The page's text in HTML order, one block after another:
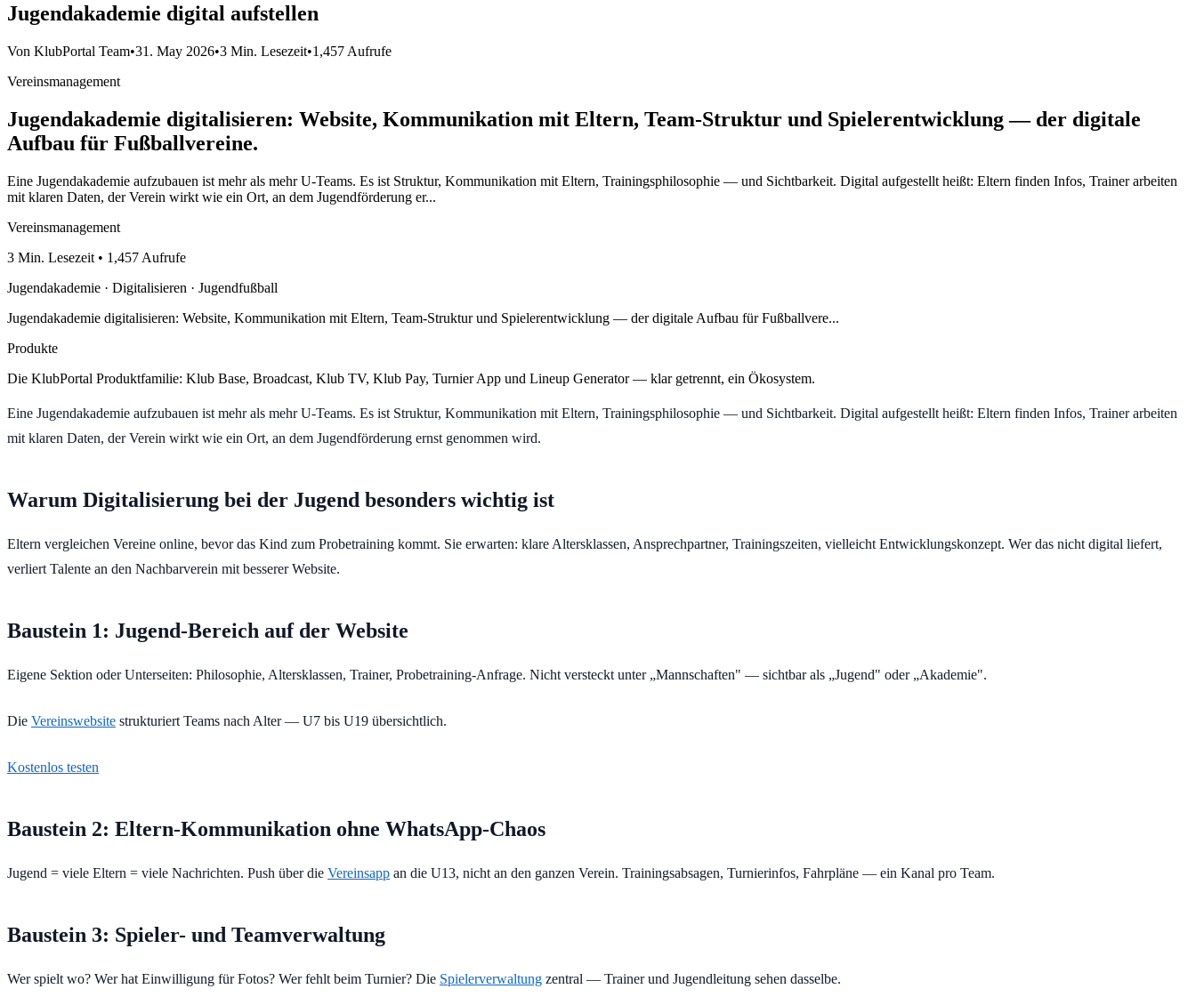
Jugendakademie digital aufstellen
Von KlubPortal Team•31. May 2026•3 Min. Lesezeit•1,457 Aufrufe
Vereinsmanagement
Jugendakademie digitalisieren: Website, Kommunikation mit Eltern, Team-Struktur und Spielerentwicklung — der digitale
Aufbau für Fußballvereine.
Eine Jugendakademie aufzubauen ist mehr als mehr U-Teams. Es ist Struktur, Kommunikation mit Eltern, Trainingsphilosophie — und Sichtbarkeit. Digital aufgestellt heißt: Eltern finden Infos, Trainer arbeiten
mit klaren Daten, der Verein wirkt wie ein Ort, an dem Jugendförderung er...
Vereinsmanagement
3 Min. Lesezeit • 1,457 Aufrufe
Jugendakademie · Digitalisieren · Jugendfußball
Jugendakademie digitalisieren: Website, Kommunikation mit Eltern, Team-Struktur und Spielerentwicklung — der digitale Aufbau für Fußballvere...
Produkte
Die KlubPortal Produktfamilie: Klub Base, Broadcast, Klub TV, Klub Pay, Turnier App und Lineup Generator — klar getrennt, ein Ökosystem.
Eine Jugendakademie aufzubauen ist mehr als mehr U-Teams. Es ist Struktur, Kommunikation mit Eltern, Trainingsphilosophie — und Sichtbarkeit. Digital aufgestellt heißt: Eltern finden Infos, Trainer arbeiten
mit klaren Daten, der Verein wirkt wie ein Ort, an dem Jugendförderung ernst genommen wird.
Warum Digitalisierung bei der Jugend besonders wichtig ist
Eltern vergleichen Vereine online, bevor das Kind zum Probetraining kommt. Sie erwarten: klare Altersklassen, Ansprechpartner, Trainingszeiten, vielleicht Entwicklungskonzept. Wer das nicht digital liefert,
verliert Talente an den Nachbarverein mit besserer Website.
Baustein 1: Jugend-Bereich auf der Website
Eigene Sektion oder Unterseiten: Philosophie, Altersklassen, Trainer, Probetraining-Anfrage. Nicht versteckt unter „Mannschaften" — sichtbar als „Jugend" oder „Akademie".
Die Vereinswebsite strukturiert Teams nach Alter — U7 bis U19 übersichtlich.
Kostenlos testen
Baustein 2: Eltern-Kommunikation ohne WhatsApp-Chaos
Jugend = viele Eltern = viele Nachrichten. Push über die Vereinsapp an die U13, nicht an den ganzen Verein. Trainingsabsagen, Turnierinfos, Fahrpläne — ein Kanal pro Team.
Baustein 3: Spieler- und Teamverwaltung
Wer spielt wo? Wer hat Einwilligung für Fotos? Wer fehlt beim Turnier? Die Spielerverwaltung zentral — Trainer und Jugendleitung sehen dasselbe.